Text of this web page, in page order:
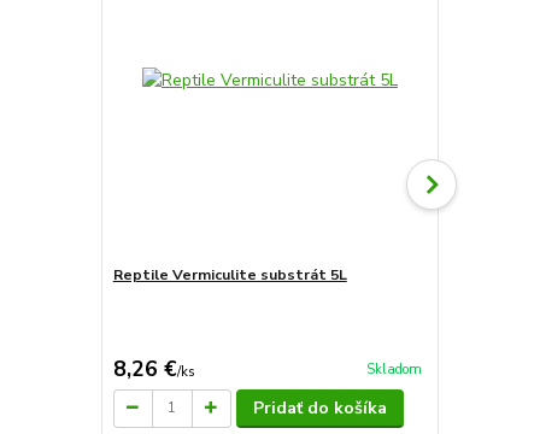
Reptile Vermiculite substrát 5L
8,26 €/ks Skladom
Pridať do košíka